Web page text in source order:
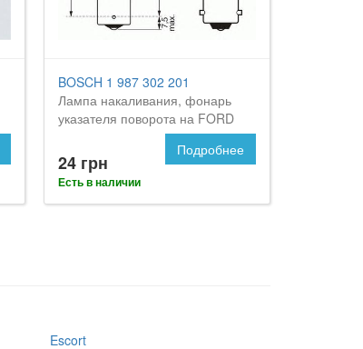
BOSCH 1 987 302 201
Лампа накаливания, фонарь
указателя поворота на FORD
24 грн
Есть в наличии
Подробнее
Escort